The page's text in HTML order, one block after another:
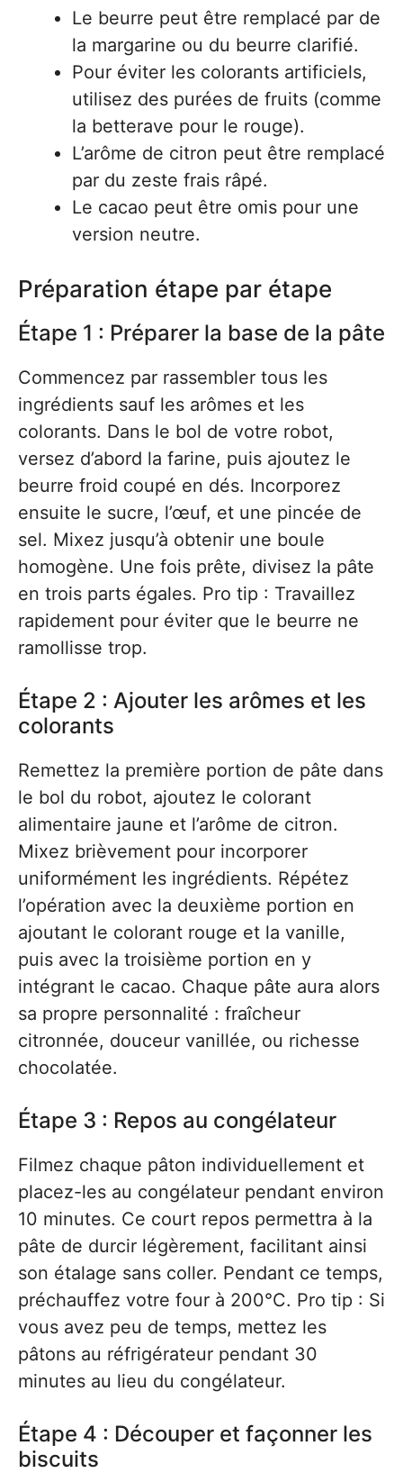
Le beurre peut être remplacé par de
la margarine ou du beurre clarifié.
Pour éviter les colorants artificiels,
utilisez des purées de fruits (comme
la betterave pour le rouge).
L’arôme de citron peut être remplacé
par du zeste frais râpé.
Le cacao peut être omis pour une
version neutre.
Préparation étape par étape
Étape 1 : Préparer la base de la pâte
Commencez par rassembler tous les
ingrédients sauf les arômes et les
colorants. Dans le bol de votre robot,
versez d’abord la farine, puis ajoutez le
beurre froid coupé en dés. Incorporez
ensuite le sucre, l’œuf, et une pincée de
sel. Mixez jusqu’à obtenir une boule
homogène. Une fois prête, divisez la pâte
en trois parts égales. Pro tip : Travaillez
rapidement pour éviter que le beurre ne
ramollisse trop.
Étape 2 : Ajouter les arômes et les
colorants
Remettez la première portion de pâte dans
le bol du robot, ajoutez le colorant
alimentaire jaune et l’arôme de citron.
Mixez brièvement pour incorporer
uniformément les ingrédients. Répétez
l’opération avec la deuxième portion en
ajoutant le colorant rouge et la vanille,
puis avec la troisième portion en y
intégrant le cacao. Chaque pâte aura alors
sa propre personnalité : fraîcheur
citronnée, douceur vanillée, ou richesse
chocolatée.
Étape 3 : Repos au congélateur
Filmez chaque pâton individuellement et
placez-les au congélateur pendant environ
10 minutes. Ce court repos permettra à la
pâte de durcir légèrement, facilitant ainsi
son étalage sans coller. Pendant ce temps,
préchauffez votre four à 200°C. Pro tip : Si
vous avez peu de temps, mettez les
pâtons au réfrigérateur pendant 30
minutes au lieu du congélateur.
Étape 4 : Découper et façonner les
biscuits